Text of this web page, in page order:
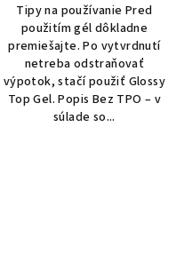
Tipy na používanie Pred
použitím gél dôkladne
premiešajte. Po vytvrdnutí
netreba odstraňovať
výpotok, stačí použiť Glossy
Top Gel. Popis Bez TPO – v
súlade so...